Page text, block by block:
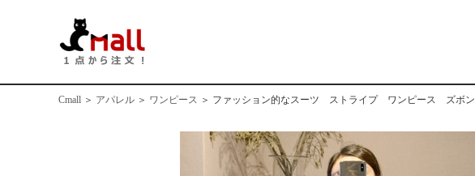
Cmall ＞ アパレル ＞ ワンピース ＞ ファッション的なスーツ ストライプ ワンピース ズボン